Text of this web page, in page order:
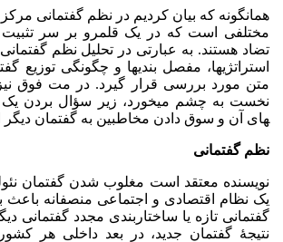
همان­گونه که بیان کردیم در نظم گفتمانی مرکز
مختلفی است که در یک قلمرو بر سر
تضاد هستند. به عبارتی در تحلیل نظم
استراتژی­ها، مفصل بندی­ها و چگونگی توزیع
متن مورد بررسی قرار گیرد. در مت فوق
های آن و سوق دادن مخاطبین به گفتمان
نظم گفتمانی
نویسنده معتقد است مغلوب شدن گفتمان
یک نظام اقتصادی و اجتماعی منصفانه باعث
گفتمانی تازه یا ساختاربندی مجدد گفتمانی
نتیجۀ گفتمان جدید، در بعد داخلی هر